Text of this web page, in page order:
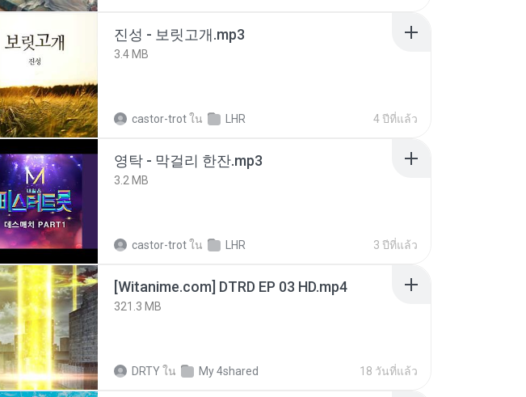
진성 - 보릿고개.mp3
3.4 MB
castor-trotใน LHR 4 ปีที่แล้ว
영탁 - 막걸리 한잔.mp3
3.2 MB
castor-trotใน LHR 3 ปีที่แล้ว
[Witanime.com] DTRD EP 03 HD.mp4
321.3 MB
DRTYใน My 4shared 18 วันที่แล้ว